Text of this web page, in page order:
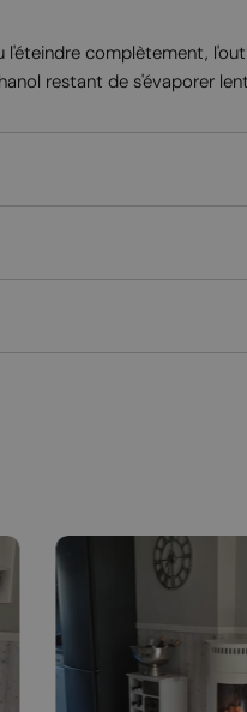
complètement,
restant de s'évaporer
SWEDISH
TURKISH
UKRAINIAN